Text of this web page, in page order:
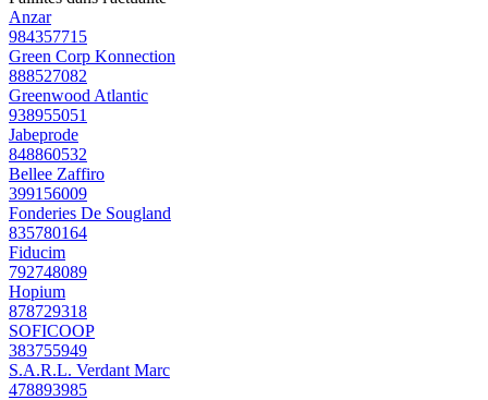
Anzar
984357715
Green Corp Konnection
888527082
Greenwood Atlantic
938955051
Jabeprode
848860532
Bellee Zaffiro
399156009
Fonderies De Sougland
835780164
Fiducim
792748089
Hopium
878729318
SOFICOOP
383755949
S.A.R.L. Verdant Marc
478893985